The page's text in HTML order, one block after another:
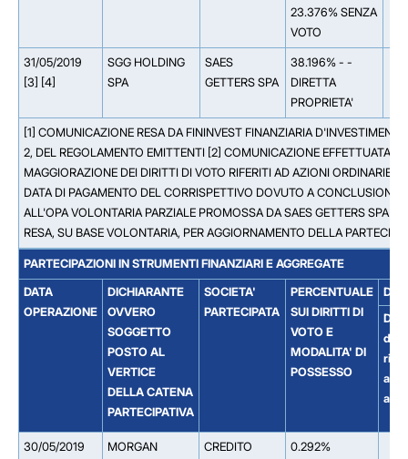
23.376% SENZA
VOTO
31/05/2019
[3] [4]
SGG HOLDING
SPA
SAES
GETTERS SPA
38.196% - -
DIRETTA
PROPRIETA'
[1] COMUNICAZIONE RESA DA FININVEST FINANZIARIA
2, DEL REGOLAMENTO EMITTENTI [2] COMUNICAZIONE EFFETTUATA A
MAGGIORAZIONE DEI DIRITTI DI VOTO RIFERITI AD AZIONI ORDINARIE
DATA DI PAGAMENTO DEL CORRISPETTIVO DOVUTO A CONCLUSIONE
ALL'OPA VOLONTARIA PARZIALE PROMOSSA DA SAES GETTERS SPA
RESA, SU BASE VOLONTARIA, PER AGGIORNAMENTO DELLA
PARTECIPAZIONI IN STRUMENTI FINANZIARI E AGGREGATE
DATA
OPERAZIONE
DICHIARANTE
OVVERO
SOGGETTO
POSTO AL
VERTICE
DELLA CATENA
PARTECIPATIVA
SOCIETA'
PARTECIPATA
PERCENTUALE
SUI DIRITTI DI
VOTO E
MODALITA' DI
POSSESSO
di
ad
30/05/2019
MORGAN
CREDITO
0.292%